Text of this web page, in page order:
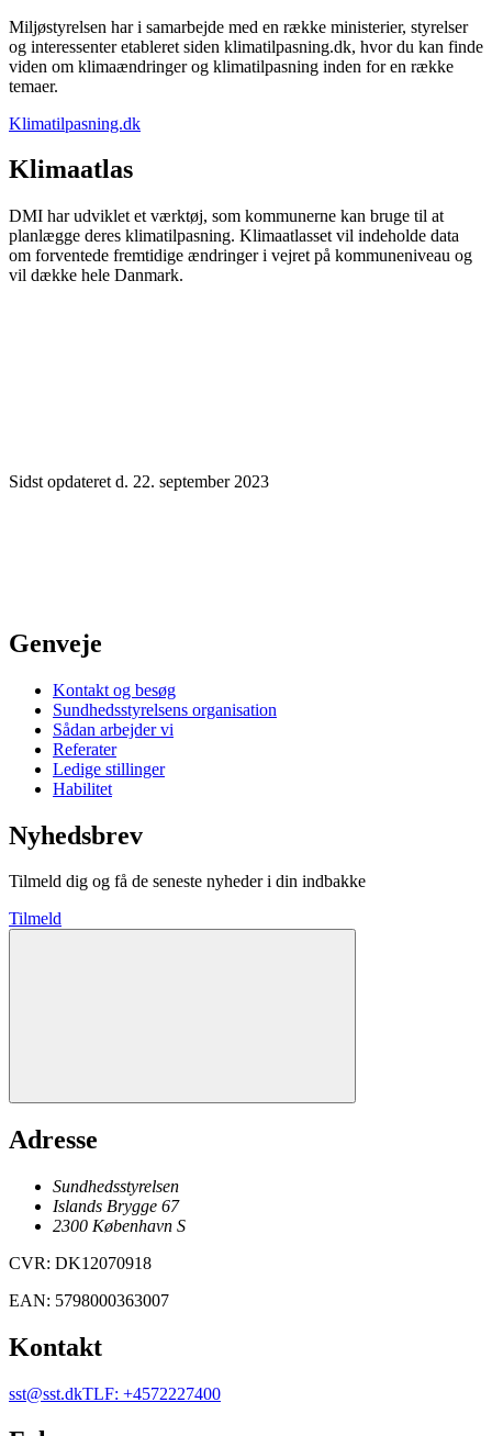
Miljøstyrelsen har i samarbejde med en række ministerier, styrelser
og interessenter etableret siden klimatilpasning.dk, hvor du kan finde
viden om klimaændringer og klimatilpasning inden for en række
temaer.
Klimatilpasning.dk
Klimaatlas
DMI har udviklet et værktøj, som kommunerne kan bruge til at
planlægge deres klimatilpasning. Klimaatlasset vil indeholde data
om forventede fremtidige ændringer i vejret på kommuneniveau og
vil dække hele Danmark.
Sidst opdateret d. 22. september 2023
Genveje
Kontakt og besøg
Sundhedsstyrelsens organisation
Sådan arbejder vi
Referater
Ledige stillinger
Habilitet
Nyhedsbrev
Tilmeld dig og få de seneste nyheder i din indbakke
Tilmeld
Adresse
Sundhedsstyrelsen
Islands Brygge 67
2300 København S
CVR: DK12070918
EAN: 5798000363007
Kontakt
sst@sst.dkTLF: +4572227400